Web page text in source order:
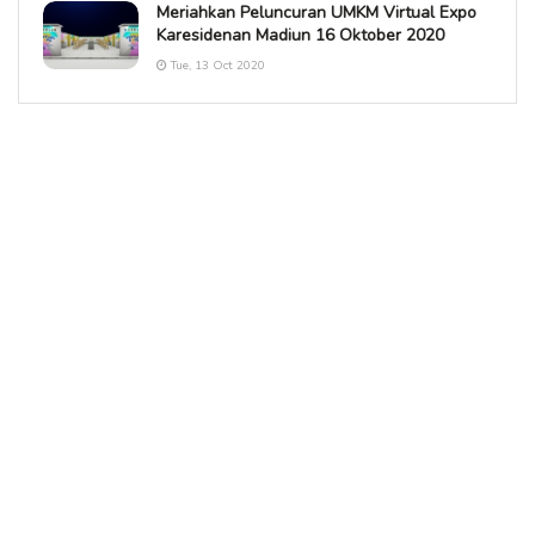
Meriahkan Peluncuran UMKM Virtual Expo
Karesidenan Madiun 16 Oktober 2020
Tue, 13 Oct 2020